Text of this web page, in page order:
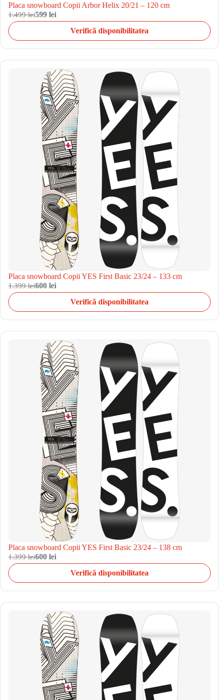
Placa snowboard Copii Arbor Helix 20/21 – 120 cm
1.499 lei599 lei
Verifică disponibilitatea
Placa snowboard Copii YES First Basic 23/24 – 133 cm
1.399 lei600 lei
Verifică disponibilitatea
Placa snowboard Copii YES First Basic 23/24 – 138 cm
1.399 lei600 lei
Verifică disponibilitatea